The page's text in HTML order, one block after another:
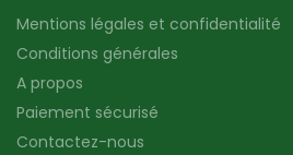
Mentions légales et confidentialité
Conditions générales
A propos
Paiement sécurisé
Contactez-nous